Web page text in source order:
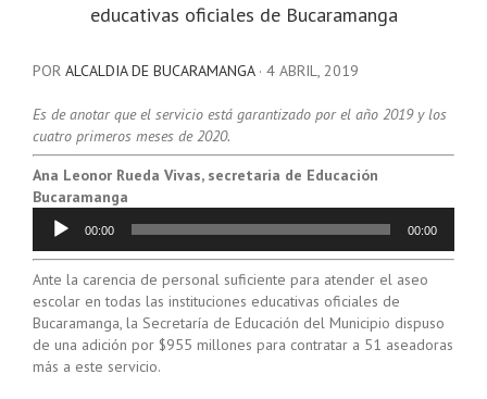
educativas oficiales de Bucaramanga
POR ALCALDIA DE BUCARAMANGA · 4 ABRIL, 2019
Es de anotar que el servicio está garantizado por el año 2019 y los
cuatro primeros meses de 2020.
Ana Leonor Rueda Vivas, secretaria de Educación
Bucaramanga
Reproductor
audio
00:00 00:00
Ante la carencia de personal suficiente para atender el aseo
escolar en todas las instituciones educativas oficiales de
Bucaramanga, la Secretaría de Educación del Municipio dispuso
de una adición por $955 millones para contratar a 51 aseadoras
más a este servicio.